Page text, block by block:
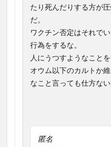
たり死んだりする方が
だ。
ワクチン否定はそれで
行為をするな。
人にうつすようなことを
オウム以下のカルトか
なこと言っても仕方ない
匿名